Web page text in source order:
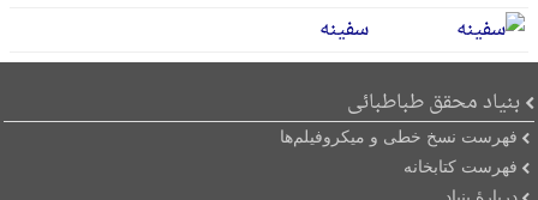
سفینه
بنیاد محقق طباطبائی
فهرست نسخ خطی و میکروفیلم‌ها
فهرست کتابخانه